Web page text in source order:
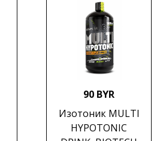
90 BYR
Изотоник MULTI
HYPOTONIC